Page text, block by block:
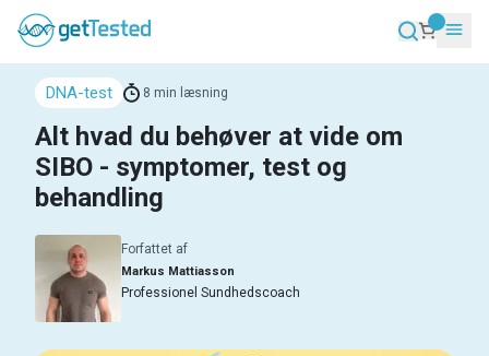
DNA-test 8 min læsning
Alt hvad du behøver at vide om
SIBO - symptomer, test og
behandling
Forfattet af
Markus Mattiasson
Professionel Sundhedscoach